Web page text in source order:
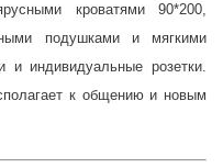
кроватями 90*200,
подушками и мягкими
и индивидуальные розетки.
к общению и новым